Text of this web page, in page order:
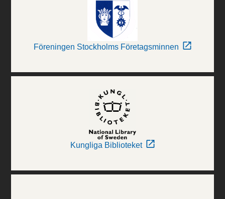
Föreningen Stockholms Företagsminnen
Kungliga Biblioteket